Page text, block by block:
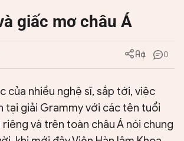
giấc mơ châu Á
0
của nhiều nghệ sĩ, sắp tới, việc
tại giải Grammy với các tên tuổi
và trên toàn châu Á nói chung